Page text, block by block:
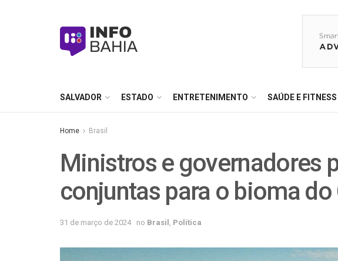
SALVADOR ESTADO ENTRETENIMENTO SAÚDE E FITNESS
Home Brasil
Ministros e governadores
conjuntas para o bioma do
31 de março de 2024 no Brasil Política